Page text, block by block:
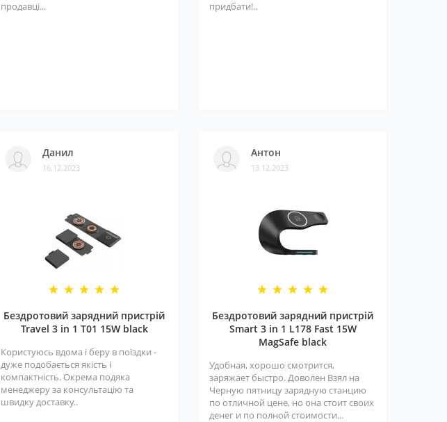
продавці...
придбати!..
Данил
16.12.2023
Бездротовий зарядний пристрій
Travel 3 in 1 T01 15W black
Користуюсь вдома і беру в поїздки -
дуже подобається якість і
компактність. Окрема подяка
менеджеру за консультацію та
швидку доставку..
Антон
13.12.2023
Бездротовий зарядний пристрій
Smart 3 in 1 L178 Fast 15W
MagSafe black
Удобная, хорошо смотрится,
заряжает быстро. Доволен Взял на
Черную пятницу зарядную станцию
по отличной цене, но она стоит своих
денег и по полной стоимости...